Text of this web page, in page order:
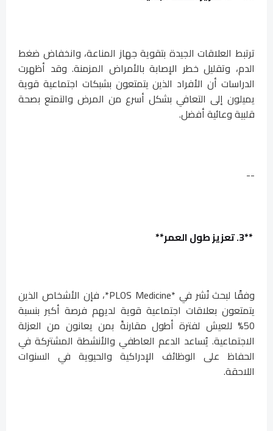
ترتبط العلاقات الجيدة بتقوية جهاز المناعة، وانخفاض ضغط
الدم، وتقليل خطر الإصابة بالأمراض المزمنة. وقد أظهرت
الدراسات أن الأفراد الذين يتمتعون بشبكات اجتماعية قوية
يميلون إلى التعافي بشكل أسرع من المرض والتمتع بصحة
قلبية وعائية أفضل.
--
**3. تعزيز طول العمر**
وفقًا لبحث نُشر في *PLOS Medicine*، فإن الأشخاص الذين
يتمتعون بعلاقات اجتماعية قوية لديهم فرصة أكبر بنسبة
50% للعيش لفترة أطول مقارنةً بمن يعانون من العزلة
الاجتماعية. يُساعد الدعم العاطفي والأنشطة المشتركة في
الحفاظ على الوظائف الإدراكية والحيوية في السنوات
اللاحقة.